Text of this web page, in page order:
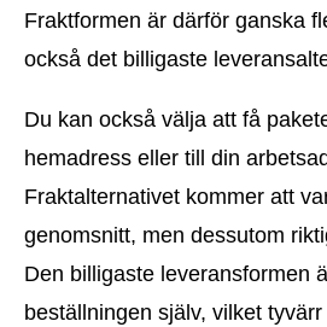
Fraktformen är därför ganska
också det billigaste
Du kan också välja att få
hemadress eller till din
Fraktalternativet kommer att
genomsnitt, men dessutom
Den billigaste leveransformen
beställningen själv, vilket